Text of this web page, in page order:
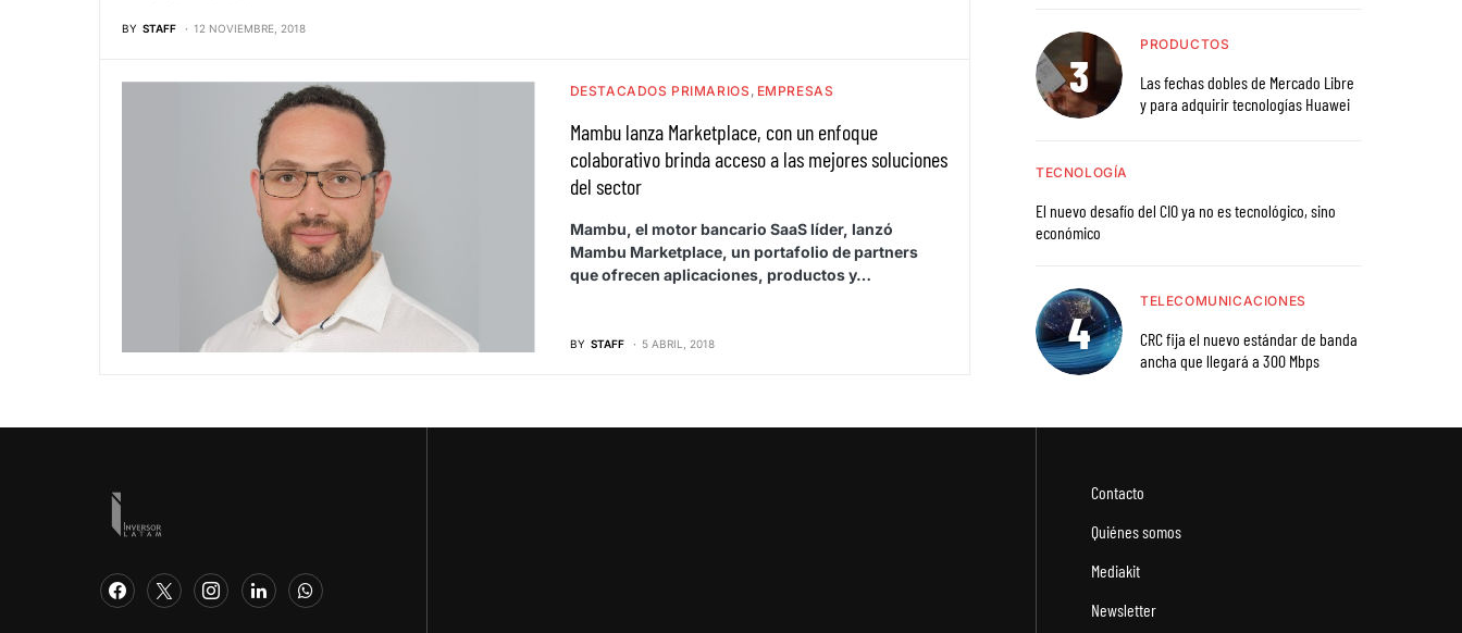
BY STAFF 12 NOVIEMBRE, 2018
DESTACADOS PRIMARIOS EMPRESAS
Mambu lanza Marketplace, con un enfoque
colaborativo brinda acceso a las mejores soluciones
del sector
Mambu, el motor bancario SaaS líder, lanzó
Mambu Marketplace, un portafolio de partners
que ofrecen aplicaciones, productos y…
BY STAFF 5 ABRIL, 2018
PRODUCTOS
Las fechas dobles de Mercado Libre
y para adquirir tecnologías Huawei
TECNOLOGÍA
El nuevo desafío del CIO ya no es tecnológico, sino
económico
TELECOMUNICACIONES
CRC fija el nuevo estándar de banda
ancha que llegará a 300 Mbps
Contacto
Quiénes somos
Mediakit
Newsletter